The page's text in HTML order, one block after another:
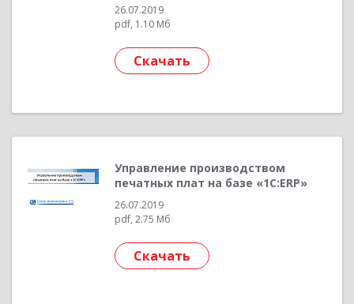
26.07.2019
pdf, 1.10 Мб
Скачать
Управление производством
печатных плат на базе «1С:ERP»
26.07.2019
pdf, 2.75 Мб
Скачать